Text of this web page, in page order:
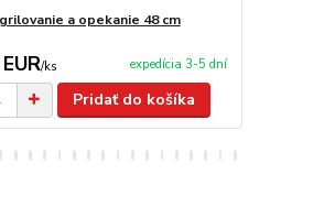
a opekanie 48 cm
/ks expedícia 3-5 dní
Pridať do košíka